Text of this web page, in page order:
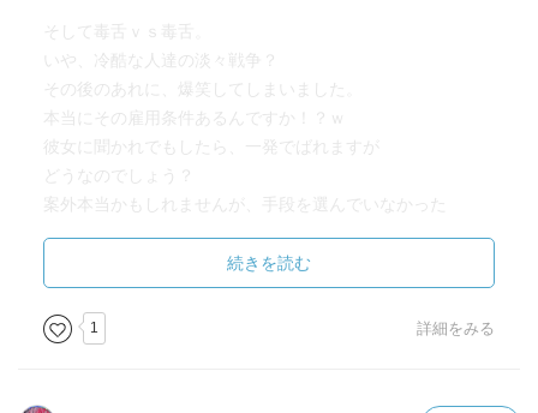
そして毒舌ｖｓ毒舌。
いや、冷酷な人達の淡々戦争？
その後のあれに、爆笑してしまいました。
本当にその雇用条件あるんですか！？ｗ
彼女に聞かれでもしたら、一発でばれますが
どうなのでしょう？
案外本当かもしれませんが、手段を選んでいなかった
まだまだ帰る事ができない状態が続きますが
果たして２名もいる状態、どうなるのでしょう？
続きを読む
1 詳細をみる